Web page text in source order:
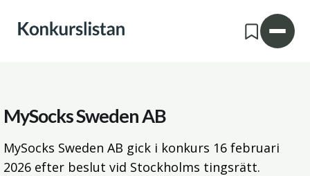
MySocks Sweden AB
MySocks Sweden AB gick i konkurs 16 februari
2026 efter beslut vid Stockholms tingsrätt.